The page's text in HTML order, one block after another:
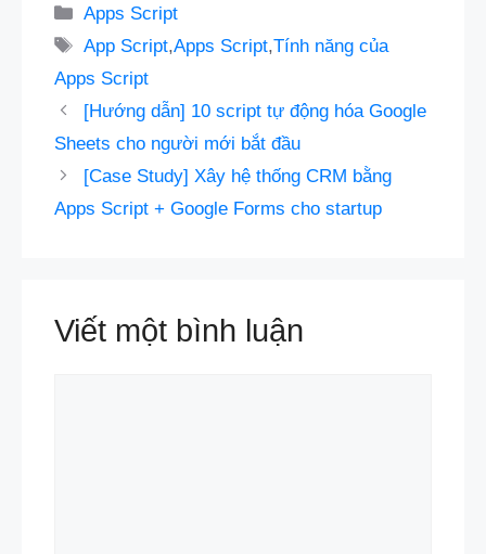
Danh
mục
Apps Script
Thẻ
App Script,Apps Script,Tính năng của
Apps Script
[Hướng dẫn] 10 script tự động hóa Google
Sheets cho người mới bắt đầu
[Case Study] Xây hệ thống CRM bằng
Apps Script + Google Forms cho startup
Viết một bình luận